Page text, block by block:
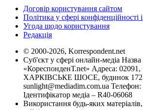
Договір користування сайтом
Політика у сфері
Угода щодо користування
Редакція
© 2000-2026, Korrespondent.net
Суб'єкт у сфері онлайн-медіа
«КореспонденТ.net» Адреса: 02091,
ХАРКІВСЬКЕ ШОСЕ, будинок 172-
sunlight@mediadim.com.ua Телефон:
Ідентифікатор медіа – R40-06068
Використання будь-яких